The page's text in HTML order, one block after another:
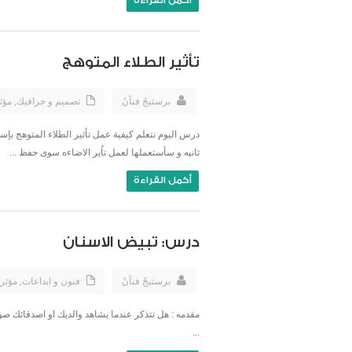
تأثير الطلاء المتوهج
برستيجً فنآنً تصميم و جرافيك,
درس اليوم نتعلم كيفية عمل تأثير الطلاء المتوهج
ثانيه و سأستعملها لعمل تاُير الاضاءه سوى حفظ ...
أكمل القراءة
درس: تبيض الاسنان
برستيجً فنآنً فنون و ابداعات,
مقدمه : هل تتذكر عندما يشاهد والديك او اصدقائك
...